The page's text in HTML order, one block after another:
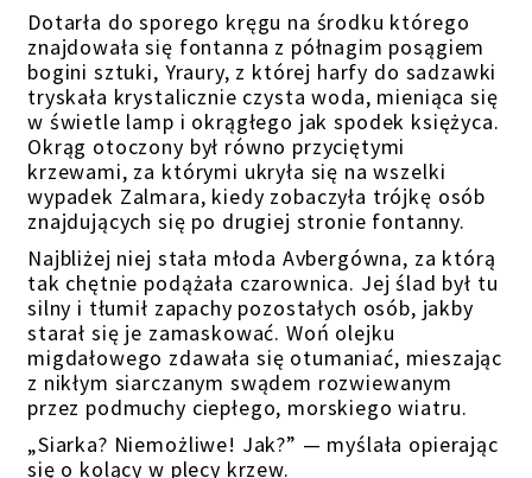
Dotarła do sporego kręgu na środku którego
znajdowała się fontanna z półnagim posągiem
bogini sztuki, Yraury, z której harfy do sadzawki
tryskała krystalicznie czysta woda, mieniąca się
w świetle lamp i okrągłego jak spodek księżyca.
Okrąg otoczony był równo przyciętymi
krzewami, za którymi ukryła się na wszelki
wypadek Zalmara, kiedy zobaczyła trójkę osób
znajdujących się po drugiej stronie fontanny.
Najbliżej niej stała młoda Avbergówna, za którą
tak chętnie podążała czarownica. Jej ślad był tu
silny i tłumił zapachy pozostałych osób, jakby
starał się je zamaskować. Woń olejku
migdałowego zdawała się otumaniać, mieszając
z nikłym siarczanym swądem rozwiewanym
przez podmuchy ciepłego, morskiego wiatru.
„Siarka? Niemożliwe! Jak?” — myślała opierając
się o kolącyw plecy krzew.